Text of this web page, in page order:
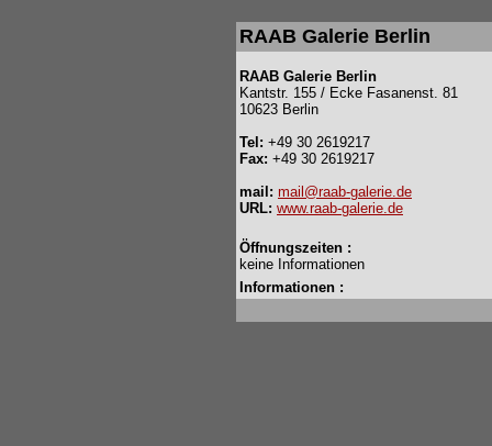
RAAB Galerie Berlin
RAAB Galerie Berlin
Kantstr. 155 / Ecke Fasanenst. 81
10623 Berlin
Tel: +49 30 2619217
Fax: +49 30 2619217
mail: mail@raab-galerie.de
URL: www.raab-galerie.de
Öffnungszeiten :
keine Informationen
Informationen :